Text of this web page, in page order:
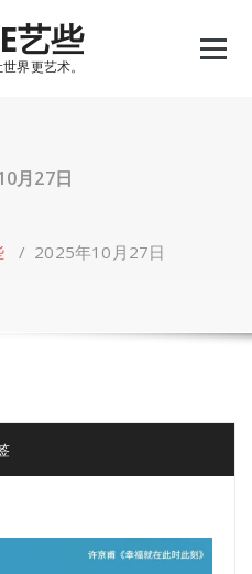
艺些
界更艺术。
月27日
/ 2025年10月27日